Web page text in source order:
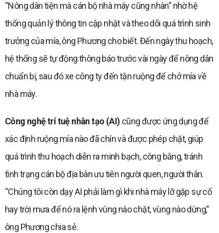
“Nông dân tiện mà cán bộ nhà máy cũng nhàn” nhờ hệ
thống quản lý thông tin cập nhật và theo dõi quá trình sinh
trưởng của mía, ông Phương cho biết. Đến ngày thu hoạch,
hệ thống sẽ tự động thông báo trước vài ngày để nông dân
chuẩn bị, sau đó xe công ty đến tận ruộng để chở mía về
nhà máy.
Công nghệ trí tuệ nhân tạo (AI) cũng được ứng dụng để
xác định ruộng mía nào đã chín và được phép chặt, giúp
quá trình thu hoạch diễn ra minh bạch, công bằng, tránh
tình trạng cán bộ địa bàn ưu tiên người quen, người thân.
“Chúng tôi còn dạy AI phải làm gì khi nhà máy lỡ gặp sự cố
hay trời mưa để nó ra lệnh vùng nào chặt, vùng nào dừng,”
ông Phương chia sẻ.